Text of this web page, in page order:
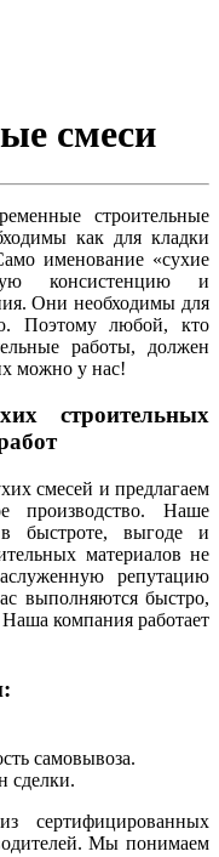
смеси
строительные
как для кладки
именование «сухие
консистенцию и
Они необходимы для
Поэтому любой, кто
работы, должен
можно у нас!
строительных
смесей и предлагаем
производство. Наше
быстроте, выгоде и
материалов не
репутацию
выполняются быстро,
компания работает
самовывоза.
сделки.
сертифицированных
Мы понимаем